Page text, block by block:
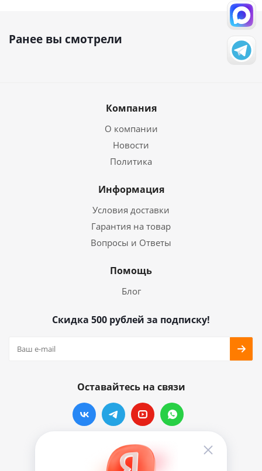
Ранее вы смотрели
Компания
О компании
Новости
Политика
Информация
Условия доставки
Гарантия на товар
Вопросы и Ответы
Помощь
Блог
Скидка 500 рублей за подписку!
Оставайтесь на связи
Наши контакты